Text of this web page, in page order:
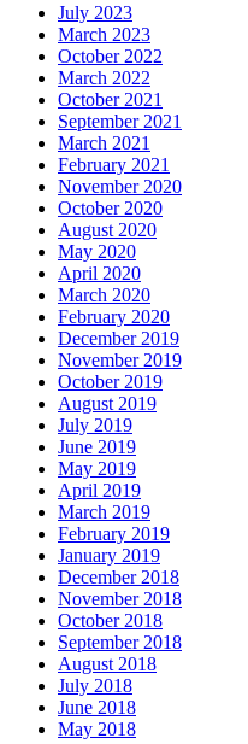
July 2023
March 2023
October 2022
March 2022
October 2021
September 2021
March 2021
February 2021
November 2020
October 2020
August 2020
May 2020
April 2020
March 2020
February 2020
December 2019
November 2019
October 2019
August 2019
July 2019
June 2019
May 2019
April 2019
March 2019
February 2019
January 2019
December 2018
November 2018
October 2018
September 2018
August 2018
July 2018
June 2018
May 2018